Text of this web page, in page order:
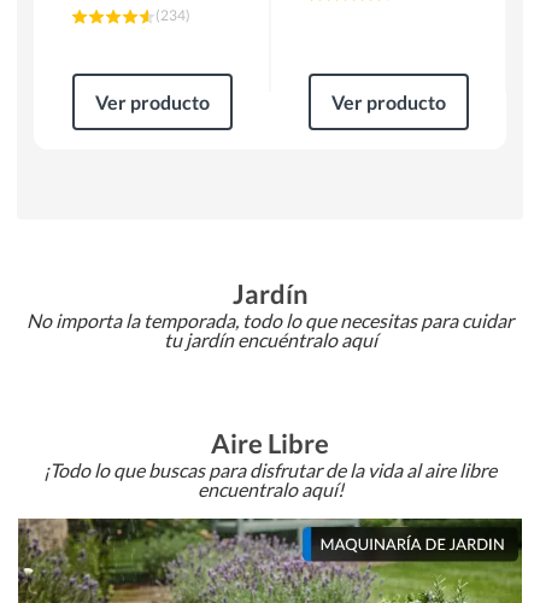
(234)
Ver producto Ver producto
Jardín
No importa la temporada, todo lo que necesitas para cuidar
tu jardín encuéntralo aquí
Aire Libre
¡Todo lo que buscas para disfrutar de la vida al aire libre
encuentralo aquí!